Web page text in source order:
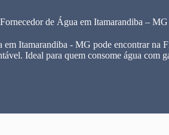
Fornecedor de Água em Itamarandiba – MG
em Itamarandiba - MG pode encontrar na
Ideal para quem consome água com